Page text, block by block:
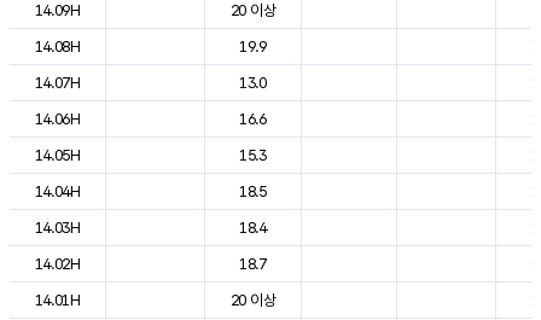
14.09H
20 이상
14.08H
19.9
14.07H
13.0
14.06H
16.6
14.05H
15.3
14.04H
18.5
14.03H
18.4
14.02H
18.7
14.01H
20 이상